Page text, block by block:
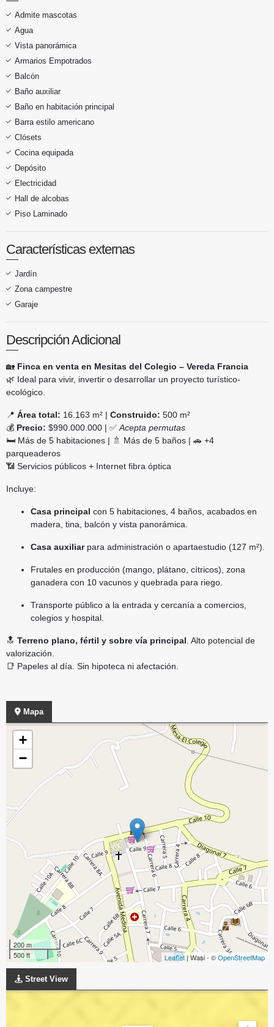
Admite mascotas
Agua
Vista panorámica
Armarios Empotrados
Balcón
Baño auxiliar
Baño en habitación principal
Barra estilo americano
Clósets
Cocina equipada
Depósito
Electricidad
Hall de alcobas
Piso Laminado
Características externas
Jardín
Zona campestre
Garaje
Descripción Adicional
🏡 Finca en venta en Mesitas del Colegio – Vereda Francia
🌿 Ideal para vivir, invertir o desarrollar un proyecto turístico-
ecológico.
📍 Área total: 16.163 m² | Construido: 500 m²
💰 Precio: $990.000.000 | ✅ Acepta permutas
🛏️ Más de 5 habitaciones | 🚿 Más de 5 baños | 🚗 +4
parqueaderos
📶 Servicios públicos + Internet fibra óptica
Incluye:
Casa principal con 5 habitaciones, 4 baños, acabados en
madera, tina, balcón y vista panorámica.
Casa auxiliarpara administración o apartaestudio (127 m²).
Frutales en producción (mango, plátano, cítricos), zona
ganadera con 10 vacunos y quebrada para riego.
Transporte público a la entrada y cercanía a comercios,
colegios y hospital.
🔝 Terreno plano, fértil y sobre vía principal . Alto potencial de
valorización.
📑 Papeles al día. Sin hipoteca ni afectación.
Mapa
+
−
200 m
500 ft
Leaflet| Wasi - ©OpenStreetMap
Street View